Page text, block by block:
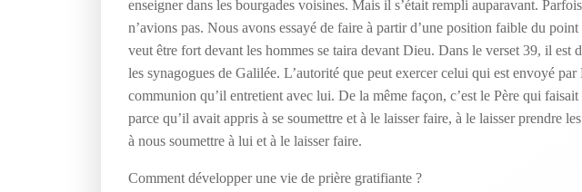
enseigner dans les bourgades voisines. Mais il s’était rempli auparavant.
n’avions pas. Nous avons essayé de faire à partir d’une position faible du
veut être fort devant les hommes se taira devant Dieu. Dans le verset 39, il est
les synagogues de Galilée. L’autorité que peut exercer celui qui est envoyé
communion qu’il entretient avec lui. De la même façon, c’est le Père qui faisait
parce qu’il avait appris à se soumettre et à le laisser faire, à le laisser prendre
à nous soumettre à lui et à le laisser faire.
Comment développer une vie de prière gratifiante ?